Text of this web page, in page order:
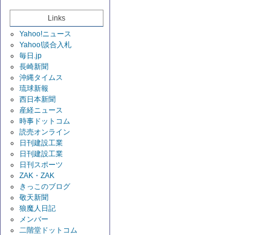
Links
Yahoo!ニュース
Yahoo!談合入札
毎日.jp
長崎新聞
沖縄タイムス
琉球新報
西日本新聞
産経ニュース
時事ドットコム
読売オンライン
日刊建設工業
日刊建設工業
日刊スポーツ
ZAK・ZAK
きっこのブログ
敬天新聞
狼魔人日記
メンバー
二階堂ドットコム